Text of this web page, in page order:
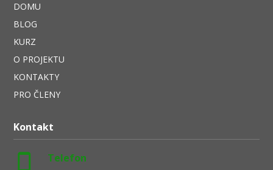
DOMU
BLOG
KURZ
O PROJEKTU
KONTAKTY
PRO ČLENY
Kontakt
Telefon